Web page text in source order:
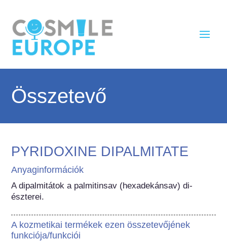
Összetevő
PYRIDOXINE DIPALMITATE
Anyaginformációk
A dipalmitátok a palmitinsav (hexadekánsav) di-
észterei.
A kozmetikai termékek ezen összetevőjének
funkciója/funkciói